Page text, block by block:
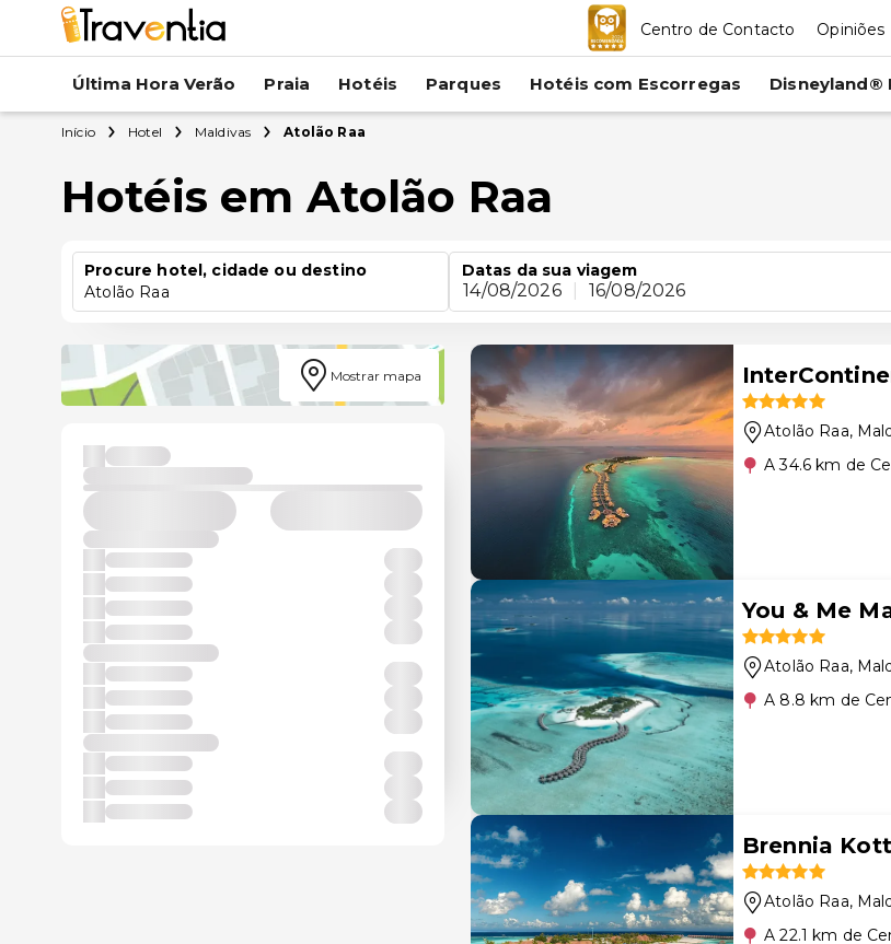
Centro de Contacto Opiniões
Última Hora Verão Praia Hotéis Parques Hotéis com Escorregas Disneyland®
Início Hotel Maldivas Atolão Raa
Hotéis em Atolão Raa
Procure hotel, cidade ou destino
Atolão Raa
Datas da sua viagem
14/08/2026 16/08/2026
Mostrar mapa
Atolão Raa,
A 34.6 km de
You & Me
Atolão Raa,
A 8.8 km de
Brennia
Atolão Raa,
A 22.1 km de